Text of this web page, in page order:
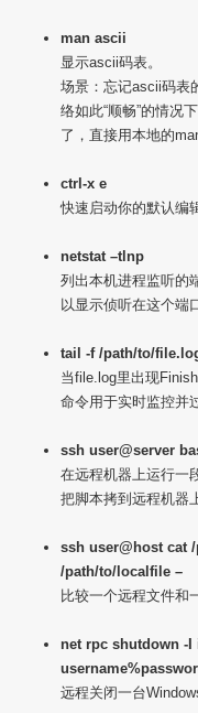
man ascii
显示ascii码表。
场景：忘记ascii码表
络如此“顺畅”的情况
了，直接用本地的
ctrl-x e
快速启动你的默认编
netstat –tlnp
列出本机进程监听的
以显示侦听在这个端
tail -f /path/to/
当file.log里出现
命令用于实时监控并
ssh user@server
在远程机器上运行一
把脚本拷到远程机器
ssh user@host cat
/path/to/localfile –
比较一个远程文件和
net rpc shutdown -I
远程关闭一台